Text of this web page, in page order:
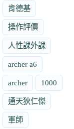
肯德基
操作評價
人性課外課
archer a6
archer 1000
通天狄仁傑
軍師